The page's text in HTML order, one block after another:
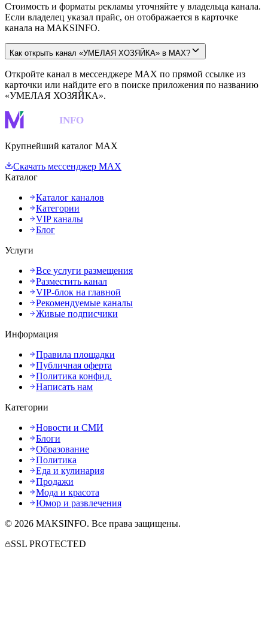
Стоимость и форматы рекламы уточняйте у владельца канала.
Если владелец указал прайс, он отображается в карточке
канала на MAKSINFO.
Как открыть канал «УМЕЛАЯ ХОЗЯЙКА» в MAX?
Откройте канал в мессенджере MAX по прямой ссылке из
карточки или найдите его в поиске приложения по названию
«УМЕЛАЯ ХОЗЯЙКА».
INFO
Крупнейший каталог MAX
Скачать мессенджер MAX
Каталог
Каталог каналов
Категории
VIP каналы
Блог
Услуги
Все услуги размещения
Разместить канал
VIP-блок на главной
Рекомендуемые каналы
Живые подписчики
Информация
Правила площадки
Публичная оферта
Политика конфид.
Написать нам
Категории
Новости и СМИ
Блоги
Образование
Политика
Еда и кулинария
Продажи
Мода и красота
Юмор и развлечения
© 2026 MAKSINFO. Все права защищены.
SSL PROTECTED